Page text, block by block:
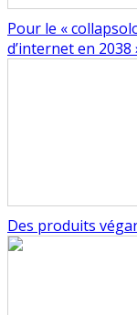
Pour le «
d’internet en 2038
Des produits